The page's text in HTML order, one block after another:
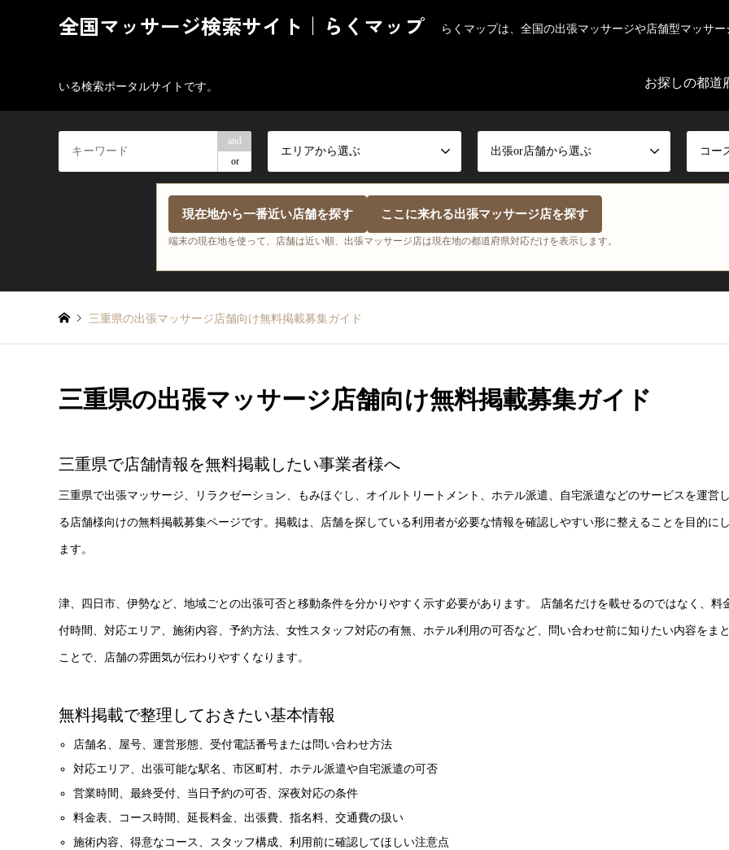
全国マッサージ検索サイト｜らくマップ らくマップは、全国の出張マッサージや店舗型マッサ
いる検索ポータルサイトです。 お探しの都道
and
or
エリアから選ぶ 出張or店舗から選ぶ コー
現在地から一番近い店舗を探す ここに来れる出張マッサージ店を探す
端末の現在地を使って、店舗は近い順、出張マッサージ店は現在地の都道府県対応だけを表示します。
三重県の出張マッサージ店舗向け無料掲載募集ガイド
三重県の出張マッサージ店舗向け無料掲載募集ガイド
三重県で店舗情報を無料掲載したい事業者様へ
三重県で出張マッサージ、リラクゼーション、もみほぐし、オイルトリートメント、ホテル派遣、自宅派遣などのサービスを運営
る店舗様向けの無料掲載募集ページです。掲載は、店舗を探している利用者が必要な情報を確認しやすい形に整えることを目的に
ます。
津、四日市、伊勢など、地域ごとの出張可否と移動条件を分かりやすく示す必要があります。 店舗名だけを載せるのではなく、料
付時間、対応エリア、施術内容、予約方法、女性スタッフ対応の有無、ホテル利用の可否など、問い合わせ前に知りたい内容をま
ことで、店舗の雰囲気が伝わりやすくなります。
無料掲載で整理しておきたい基本情報
店舗名、屋号、運営形態、受付電話番号または問い合わせ方法
対応エリア、出張可能な駅名、市区町村、ホテル派遣や自宅派遣の可否
営業時間、最終受付、当日予約の可否、深夜対応の条件
料金表、コース時間、延長料金、出張費、指名料、交通費の扱い
施術内容、得意なコース、スタッフ構成、利用前に確認してほしい注意点